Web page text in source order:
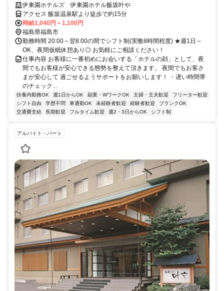
給で高収入を狙えます♪
伊東園ホテルズ 伊東園ホテル飯坂叶や
アクセス 飯坂温泉駅より徒歩で約15分
時給1,040円～1,100円
福島県福島市
勤務時間 20:00～翌8:00の間でシフト制(実働8時間程度) ★週1日～
OK、夜間仮眠休憩あり◎ お気軽にご相談ください！
仕事内容 お客様に一番初めにお会いする「ホテルの顔」として、夜
間でもお客様が安心できる態勢を整えて頂きます。 夜間でもお客さ
まが安心して 過ごせるようサポートをお願いします！ ・遅い時間帯
のチェック...
扶養内勤務OK 週1日からOK 副業・WワークOK 主婦・主夫歓迎
フリーター歓迎
シフト自由
学歴不問 車通勤OK 未経験者歓迎 経験者歓迎
ブランクOK
交通費支給
長期歓迎 フルタイム歓迎 週2・3日からOK シフト制
アルバイト・パート